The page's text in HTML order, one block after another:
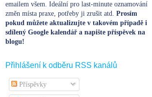
emailem všem. Ideální pro last-minute oznamování
změn místa praxe, potřeby ji zrušit atd. Prosím
pokud můžete aktualizujte v takovém případě i
sdílený Google kalendář a napište příspěvek na
blogu!
Přihlášení k odběru RSS kanálů
Příspěvky